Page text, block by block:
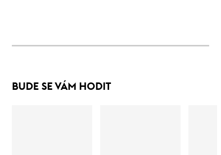
BUDE SE VÁM HODIT